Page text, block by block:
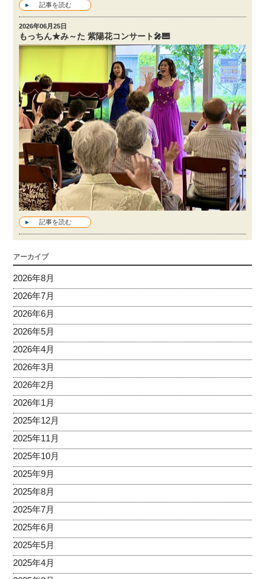
記事を読む
2026年06月25日
もっちん★み～た 紫陽花コンサート🎤🎹
記事を読む
アーカイブ
2026年8月
2026年7月
2026年6月
2026年5月
2026年4月
2026年3月
2026年2月
2026年1月
2025年12月
2025年11月
2025年10月
2025年9月
2025年8月
2025年7月
2025年6月
2025年5月
2025年4月